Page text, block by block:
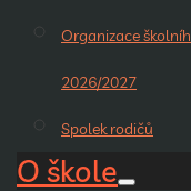
Organizace
2026/2027
Spolek rodičů
O škole